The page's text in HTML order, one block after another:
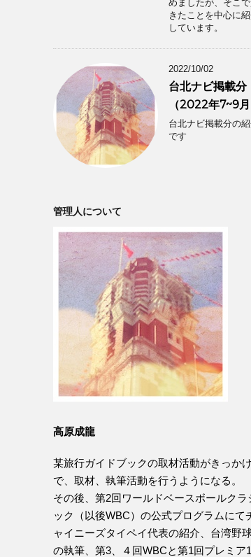
めましたが、そこ
きたことを中心に
しています。
2022/10/02
台北ナビ掲載分
（2022年7~9月
台北ナビ掲載分の
です
管理人について
高原成龍
某旅行ガイドブックの取材活動がきっかけ
で、取材、執筆活動を行うようになる。
その後、第2回ワールドベースボールクラ
ック（以後WBC）の公式プログラムにて
ャイニーズタイペイ代表の紹介、台湾野
の執筆、第3、４回WBCと第1回プレミア